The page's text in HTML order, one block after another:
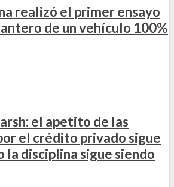
realizó el primer ensayo
de un vehículo 100%
el apetito de las
el crédito privado sigue
la disciplina sigue siendo